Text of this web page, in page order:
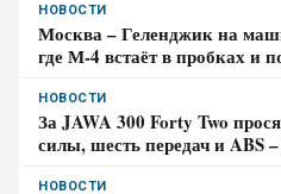
НОВОСТИ
Москва – Геленджик на
где М-4 встаёт в пробках и
НОВОСТИ
За JAWA 300 Forty Two
силы, шесть передач и ABS
НОВОСТИ